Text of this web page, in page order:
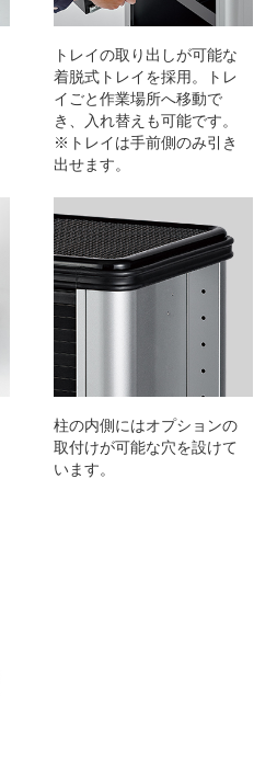
トレイの取り出しが可能な
着脱式トレイを採用。トレ
イごと作業場所へ移動で
き、入れ替えも可能です。
※トレイは手前側のみ引き
出せます。
柱の内側にはオプションの
取付けが可能な穴を設けて
います。